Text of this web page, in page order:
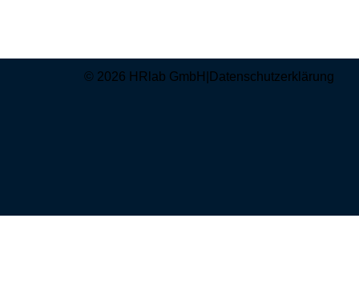
© 2026 HRlab GmbH Datenschutzerklärung